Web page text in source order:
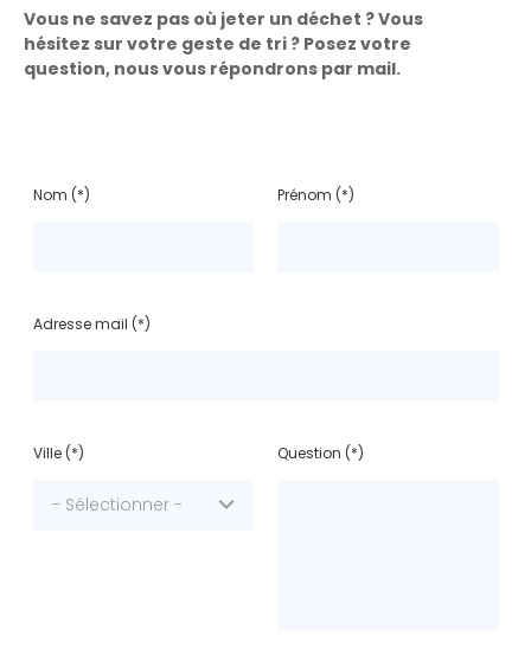
Vous ne savez pas où jeter un déchet ? Vous
hésitez sur votre geste de tri ? Posez votre
question, nous vous répondrons par mail.
Nom (*) Prénom (*)
Adresse mail (*)
Ville (*)
- Sélectionner -
Question (*)